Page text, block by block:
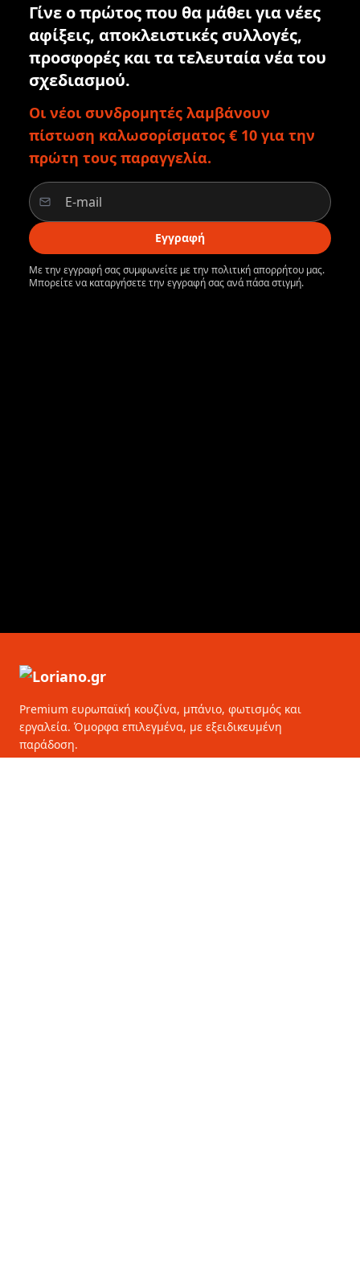
Γίνε ο πρώτος που θα μάθει για νέες
αφίξεις, αποκλειστικές συλλογές,
προσφορές και τα τελευταία νέα του
σχεδιασμού.
Οι νέοι συνδρομητές λαμβάνουν
πίστωση καλωσορίσματος € 10 για την
πρώτη τους παραγγελία.
Εγγραφή
Με την εγγραφή σας συμφωνείτε με την πολιτική απορρήτου μας.
Μπορείτε να καταργήσετε την εγγραφή σας ανά πάσα στιγμή.
Premium ευρωπαϊκή κουζίνα, μπάνιο, φωτισμός και
εργαλεία. Όμορφα επιλεγμένα, με εξειδικευμένη
παράδοση.